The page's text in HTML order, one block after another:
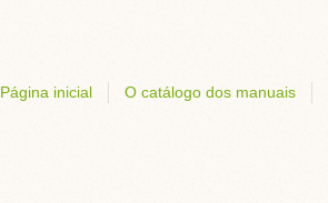
Página inicial O catálogo dos manuais